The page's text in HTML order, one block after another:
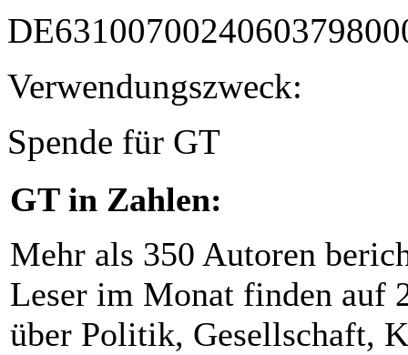
Verwendungszweck:
Spende für GT
GT in Zahlen:
Mehr als 350 Autoren
Leser im Monat finden auf
über Politik, Gesellschaft,